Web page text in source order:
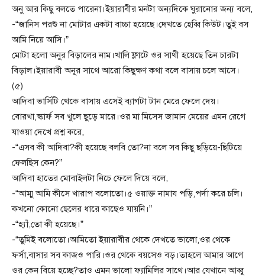
অনু আর কিছু বলতে পারেনা।ইয়ারাবীর মনটা অন্যদিকে ঘুরানোর জন্য বলে,
-“জানিস পরশু না মোটার একটা বাচ্চা হয়েছে।দেখতে হেব্বি কিউট।তুই বস
আমি নিয়ে আসি।”
মোটা হলো অনুর বিড়ালের নাম।খালি ফ্লাটে ওর সাথী হয়েছে তিন চারটা
বিড়াল।ইয়ারাবী অনুর সাথে আরো কিছুক্ষণ কথা বলে বাসায় চলে আসে।
(৫)
আদিবা ভার্সিটি থেকে বাসায় এসেই ব্যাগটা টান মেরে ফেলে দেয়।
বোরখা,স্কার্ফ সব খুলে ছুড়ে মারে।ওর মা মিসেস জামান মেয়ের এমন রেগে
যাওয়া দেখে প্রশ্ন করে,
-“এসব কী আদিবা?কী হয়েছে বলবি তো?না বলে সব কিছু ছড়িয়ে-ছিটিয়ে
ফেলছিস কেন?”
আদিবা হাতের মোবাইলটা নিচে ফেলে দিয়ে বলে,
-“আম্মু আমি কীসে খারাপ বলোতো।৫ ওয়াক্ত নামায পড়ি,পর্দা করে চলি।
কখনো কোনো ছেলের ধারে কাছেও যায়নি।”
-“হ্যাঁ,তো কী হয়েছে।”
-“তুমিই বলোতো।আমিতো ইয়ারাবীর থেকে দেখতে ভালো,ওর থেকে
ফর্সা,বাসার সব কাজও পারি।ওর থেকে বয়সেও বড়।তাহলে আমার আগে
ওর কেন বিয়ে হচ্ছে?তাও এমন ভালো ফ্যামিলির সাথে।আর যেখানে আব্বু